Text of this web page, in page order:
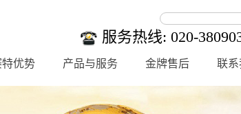
服务热线: 020-
特优势 产品与服务 金牌售后 联系